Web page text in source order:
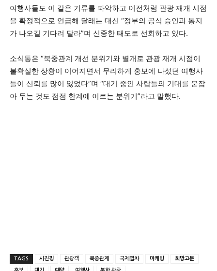
여행사들도 이 같은 기류를 파악하고 이전처럼 관광 재개 시점
을 확정적으로 언급해 달래는 대신 “정부의 공식 승인과 통지
가 나오길 기다려 달라”며 신중한 태도로 선회하고 있다.
소식통은 “북중관계 개선 분위기와 별개로 관광 재개 시점이
불확실한 상황이 이어지면서 무리하게 홍보에 나섰던 여행사
들이 신뢰를 많이 잃었다”며 “대기 중인 사람들의 기대를 붙잡
아 두는 것도 점점 한계에 이르는 분위기”라고 말했다.
TAGS 시진핑 관광객 북중관계 국제열차 마케팅 희망고문